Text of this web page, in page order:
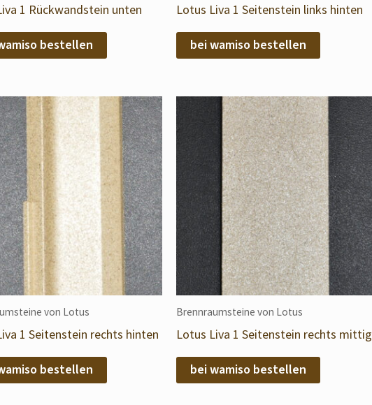
1 Rückwandstein unten
bestellen
Lotus Liva 1 Seitenstein links hinten
bei wamiso bestellen
von Lotus
1 Seitenstein rechts hinten
bestellen
Brennraumsteine von Lotus
Lotus Liva 1 Seitenstein rechts mittig
bei wamiso bestellen